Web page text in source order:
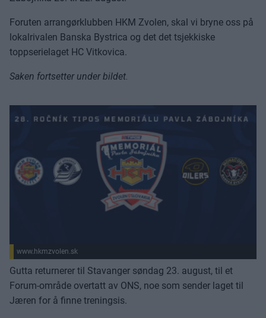
Foruten arrangørklubben HKM Zvolen, skal vi bryne oss på
lokalrivalen Banska Bystrica og det det tsjekkiske
toppserielaget HC Vitkovica.
Saken fortsetter under bildet.
www.hkmzvolen.sk
Gutta returnerer til Stavanger søndag 23. august, til et
Forum-område overtatt av ONS, noe som sender laget til
Jæren for å finne treningsis.